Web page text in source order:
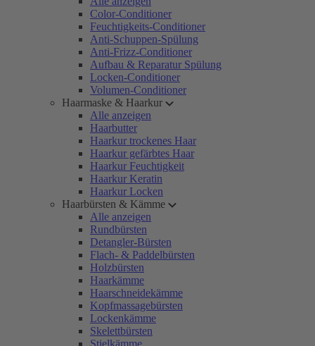
Color-Conditioner
Feuchtigkeits-Conditioner
Anti-Schuppen-Spülung
Anti-Frizz-Conditioner
Aufbau & Reparatur Spülung
Locken-Conditioner
Volumen-Conditioner
Haarmaske & Haarkur
Alle anzeigen
Haarbutter
Haarkur trockenes Haar
Haarkur gefärbtes Haar
Haarkur Feuchtigkeit
Haarkur Keratin
Haarkur Locken
Haarbürsten & Kämme
Alle anzeigen
Rundbürsten
Detangler-Bürsten
Flach- & Paddelbürsten
Holzbürsten
Haarkämme
Haarschneidekämme
Kopfmassagebürsten
Lockenkämme
Skelettbürsten
Stielkämme